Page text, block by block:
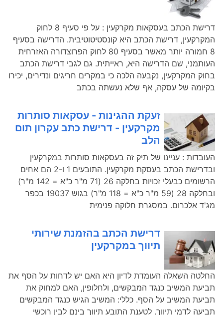
דרישת הכתב בעסקאות מקרקעין : על פי סעיף 8 לחוק
המקרקעין, דרישת הכתב היא קונסטיטוטיבית. הדרישה בסעיף
8 חמורה יותר מאשר בסעיף 80 לחוק הפרוצדורה האזרחית
העותמני, שם הדרישה היא, ראייתית. גם לגבי דרישת הכתב
בחוק המקרקעין, נקבעה הלכה כי במקרים חריגים ונדירים, יכירו
בקיומה של עסקה, אף שלא נעשתה בכתב
זעקת ההגינות - עסקאות סותרות
מקרקעין - דרישת כתב עקרון תום
הלב
העובדות : עניינו של תיק זה בעסקאות סותרות במקרקעין
ובדרישת הכתב בעסקת מקרקעין. התובעים 1 ו-2 הם אחים
הרשומים כבעלי זכויות בחלקה 26 (71 מ"ר כ"א = 142 מ"ר)
ובחלקה 28 (59 מ"ר כ"א = 118 מ"ר) בגוש 19037 בכפר
מג'ד אלכרום. במסגרת חלוקה פנימית
דרישת הכתב בהזמנת שירותי
תיווך במקרקעין
החלטה השאלה העומדת לדיון היא האם יש לדחות על הסף את
תביעת המשיב כנגד המבקשים, ולחלופין, האם למחוק את
תביעת המשיב על הסף. כללי: המשיב הגיש כנגד המבקשים
תביעה לדמי תיווך. לטענת התובע תיווך בינם לבין רוכשי